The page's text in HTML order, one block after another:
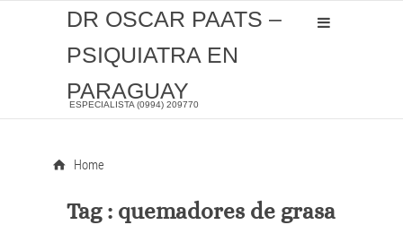
DR OSCAR PAATS –
PSIQUIATRA EN
PARAGUAY
ESPECIALISTA (0994) 209770
Home
Tag : quemadores de grasa